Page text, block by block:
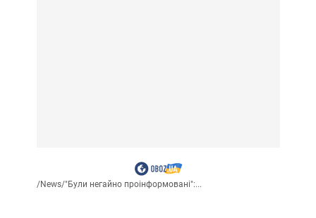
/News/"Були негайно проінформовані":...